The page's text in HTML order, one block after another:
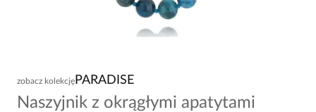
zobacz kolekcję PARADISE
Naszyjnik z okrągłymi apatytami